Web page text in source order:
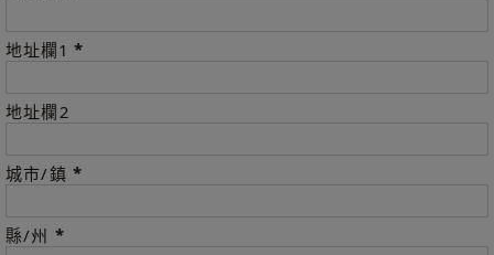
地址欄1 *
地址欄2
城市/鎮*
縣/州 *